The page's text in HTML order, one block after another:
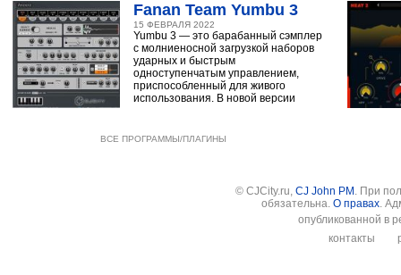
Fanan Team Yumbu 3
15 ФЕВРАЛЯ 2022
Yumbu 3 — это барабанный сэмплер
с молниеносной загрузкой наборов
ударных и быстрым
одноступенчатым управлением,
приспособленный для живого
использования. В новой версии
ВСЕ ПРОГРАММЫ/ПЛАГИНЫ
© CJCity.ru, CJ John PM . При
обязательна. О правах.
опубликованной в
контакты